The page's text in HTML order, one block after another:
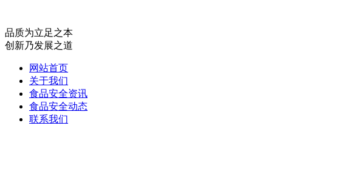
品质为立足之本
创新乃发展之道
网站首页
关于我们
食品安全资讯
食品安全动态
联系我们